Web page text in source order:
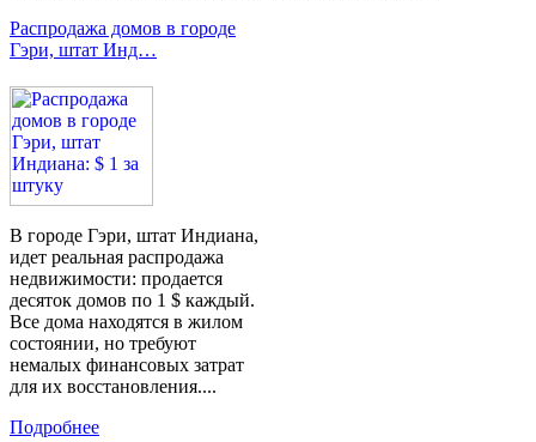
Распродажа домов в городе
Гэри, штат Инд…
В городе Гэри, штат Индиана,
идет реальная распродажа
недвижимости: продается
десяток домов по 1 $ каждый.
Все дома находятся в жилом
состоянии, но требуют
немалых финансовых затрат
для их восстановления....
Подробнее